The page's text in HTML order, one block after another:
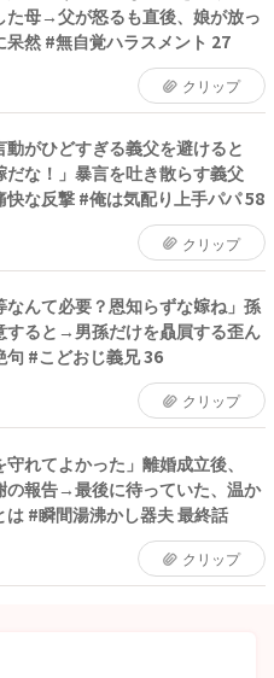
た母→父が怒るも直後、娘が放っ
呆然 #無自覚ハラスメント 27
クリップ
動がひどすぎる義父を避けると
だな！」暴言を吐き散らす義父
快な反撃 #俺は気配り上手パパ 58
クリップ
なんて必要？恩知らずな嫁ね」孫
すると→男孫だけを贔屓する歪ん
句 #こどおじ義兄 36
クリップ
守れてよかった」離婚成立後、
の報告→最後に待っていた、温か
は #瞬間湯沸かし器夫 最終話
クリップ